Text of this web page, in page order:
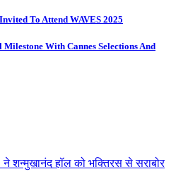
To Attend WAVES 2025
With Cannes Selections And